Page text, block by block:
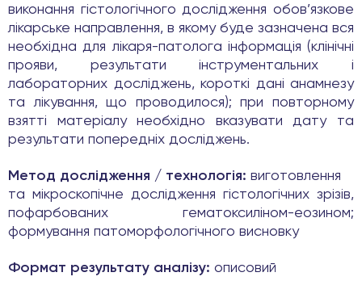
виконання гістологічного дослідження обов’язкове
лікарське направлення, в якому буде зазначена вся
необхідна для лікаря-патолога інформація (клінічні
прояви, результати інструментальних і
лабораторних досліджень, короткі дані анамнезу
та лікування, що проводилося); при повторному
взятті матеріалу необхідно вказувати дату та
результати попередніх досліджень.
Метод дослідження / технологія: виготовлення
та мікроскопічне дослідження гістологічних зрізів,
пофарбованих гематоксиліном-еозином;
формування патоморфологічного висновку
Формат результату аналізу: описовий